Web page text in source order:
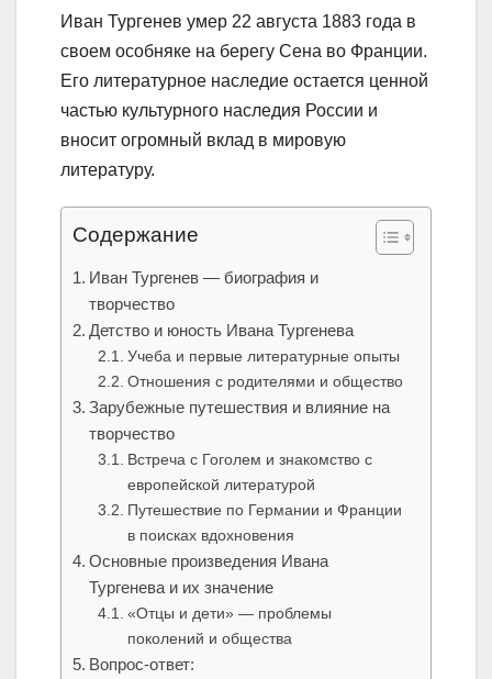
Иван Тургенев умер 22 августа 1883 года в
своем особняке на берегу Сена во Франции.
Его литературное наследие остается ценной
частью культурного наследия России и
вносит огромный вклад в мировую
литературу.
Содержание
Иван Тургенев — биография и
творчество
Детство и юность Ивана Тургенева
Учеба и первые литературные опыты
Отношения с родителями и общество
Зарубежные путешествия и влияние на
творчество
Встреча с Гоголем и знакомство с
европейской литературой
Путешествие по Германии и Франции
в поисках вдохновения
Основные произведения Ивана
Тургенева и их значение
«Отцы и дети» — проблемы
поколений и общества
Вопрос-ответ: